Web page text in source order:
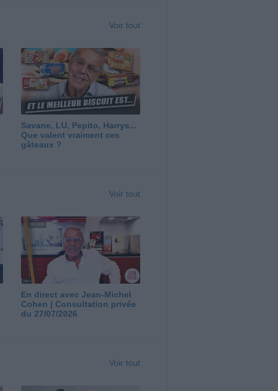
Voir tout
Savane, LU, Pepito, Harrys...
Que valent vraiment ces
gâteaux ?
Voir tout
En direct avec Jean-Michel
Cohen | Consultation privée
du 27/07/2026
Voir tout